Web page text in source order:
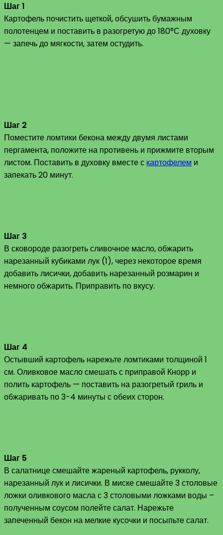
Шаг 1
Картофель почистить щеткой, обсушить бумажным
полотенцем и поставить в разогретую до 180°С духовку
— запечь до мягкости, затем остудить.
Шаг 2
Поместите ломтики бекона между двумя листами
пергамента, положите на противень и прижмите вторым
листом. Поставить в духовку вместе с картофелем и
запекать 20 минут.
Шаг 3
В сковороде разогреть сливочное масло, обжарить
нарезанный кубиками лук (1), через некоторое время
добавить лисички, добавить нарезанный розмарин и
немного обжарить. Приправить по вкусу.
Шаг 4
Остывший картофель нарежьте ломтиками толщиной 1
см. Оливковое масло смешать с приправой Кнорр и
полить картофель — поставить на разогретый гриль и
обжаривать по 3-4 минуты с обеих сторон.
Шаг 5
В салатнице смешайте жареный картофель, рукколу,
нарезанный лук и лисички. В миске смешайте 3 столовые
ложки оливкового масла с 3 столовыми ложками воды –
полученным соусом полейте салат. Нарежьте
запеченный бекон на мелкие кусочки и посыпьте салат.